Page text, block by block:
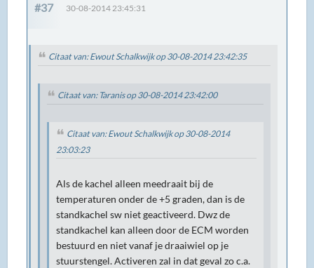
#37 30-08-2014 23:45:31
Citaat van: Ewout Schalkwijk op 30-08-2014 23:42:35
Citaat van: Taranis op 30-08-2014 23:42:00
Citaat van: Ewout Schalkwijk op 30-08-2014
23:03:23
Als de kachel alleen meedraait bij de
temperaturen onder de +5 graden, dan is de
standkachel sw niet geactiveerd. Dwz de
standkachel kan alleen door de ECM worden
bestuurd en niet vanaf je draaiwiel op je
stuurstengel. Activeren zal in dat geval zo c.a.